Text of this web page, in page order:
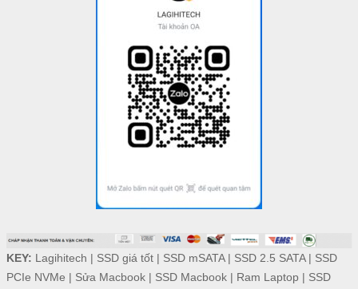
KEY: Lagihitech | SSD giá tốt| SSD mSATA| SSD 2.5 SATA| SSD
PCIe NVMe | Sửa Macbook| SSD Macbook| Ram Laptop| SSD